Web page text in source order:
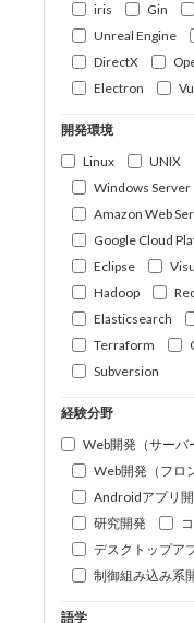
iris
Gin
Unreal Engine
DirectX
Electron
開発環境
Linux
UNIX
Windows Server
Amazon Web
Google Cloud
Eclipse
Hadoop
Elasticsearch
Terraform
Subversion
経験分野
Web開発（サーバ
Web開発（フロ
Androidアプリ
研究開発
デスクトップア
制御組み込み系
語学